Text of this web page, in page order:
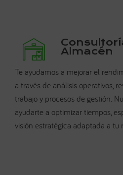
Almacén
Te ayudamos a mejorar el
a través de análisis operativos,
trabajo y procesos de gestión.
ayudarte a optimizar tiempos,
visión estratégica adaptada a tu